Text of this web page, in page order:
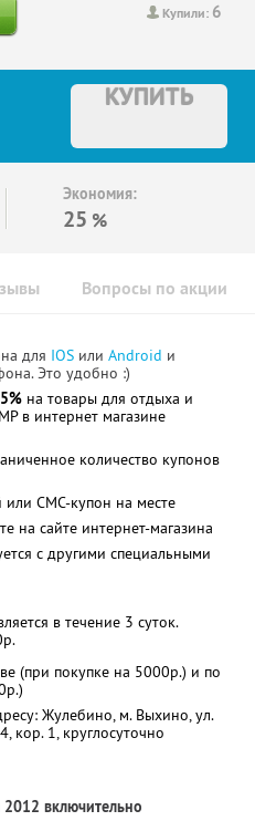
Купили: 6
КУПИТЬ
Экономия:
25 %
Вопросы по акции
для IOS или Android и
Это удобно :)
на товары для отдыха и
в интернет магазине
количество купонов
или СМС-купон на месте
на сайте интернет-магазина
с другими специальными
в течение 3 суток.
(при покупке на 5000р.) и по
Жулебино, м. Выхино, ул.
кор. 1, круглосуточно
включительно